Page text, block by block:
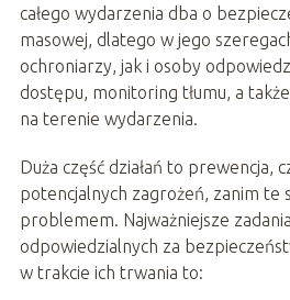
całego wydarzenia dba o
masowej, dlatego w jego
ochroniarzy, jak i osoby
dostępu, monitoring tłumu, a
na terenie wydarzenia.
Duża część działań to prewencja,
potencjalnych zagrożeń, zanim te
problemem. Najważniejsze
odpowiedzialnych za
w trakcie ich trwania to: